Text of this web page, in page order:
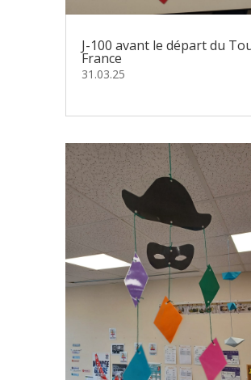
J-100 avant le départ du
France
31.03.25